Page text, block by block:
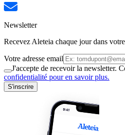
Newsletter
Recevez Aleteia chaque jour dans
Votre adresse email
J'accepte de recevoir la newsletter.
confidentialité pour en savoir plus.
S'inscrire